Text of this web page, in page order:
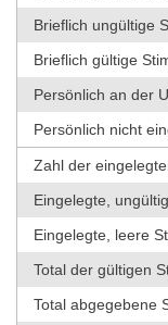
Brieflich ungültige
Brieflich gültige
Persönlich an der
Persönlich nicht
Zahl der
Eingelegte,
Eingelegte, leere
Total der gültigen
Total abgegebene